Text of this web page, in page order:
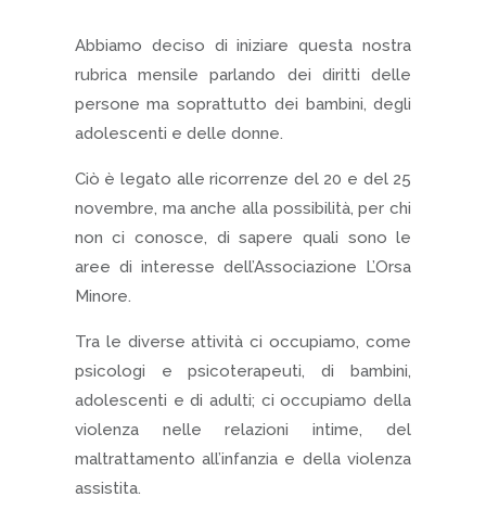
Abbiamo deciso di iniziare questa nostra
rubrica mensile parlando dei diritti delle
persone ma soprattutto dei bambini, degli
adolescenti e delle donne.
Ciò è legato alle ricorrenze del 20 e del 25
novembre, ma anche alla possibilità, per chi
non ci conosce, di sapere quali sono le
aree di interesse dell’Associazione L’Orsa
Minore.
Tra le diverse attività ci occupiamo, come
psicologi e psicoterapeuti, di bambini,
adolescenti e di adulti; ci occupiamo della
violenza nelle relazioni intime, del
maltrattamento all’infanzia e della violenza
assistita.